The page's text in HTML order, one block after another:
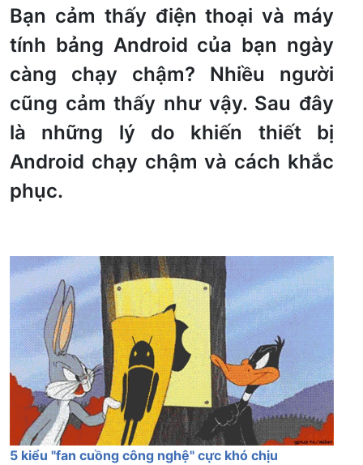
Bạn cảm thấy điện thoại và máy
tính bảng Android của bạn ngày
càng chạy chậm? Nhiều người
cũng cảm thấy như vậy. Sau đây
là những lý do khiến thiết bị
Android chạy chậm và cách khắc
phục.
5 kiểu "fan cuồng công nghệ" cực khó chịu